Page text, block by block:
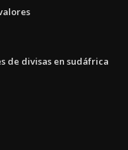
de divisas en sudáfrica